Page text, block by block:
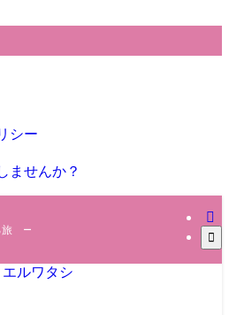
シー
ませんか？
ー 自己理解のトレンド最前線！
エルワタシ